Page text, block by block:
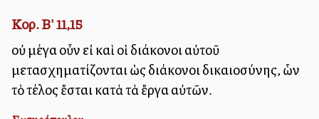
Κορ. Β' 11,15
οὐ μέγα οὖν εἰ καὶ οἱ διάκονοι αὐτοῦ
μετασχηματίζονται ὡς διάκονοι δικαιοσύνης, ὧν
τὸ τέλος ἔσται κατὰ τὰ ἔργα αὐτῶν.